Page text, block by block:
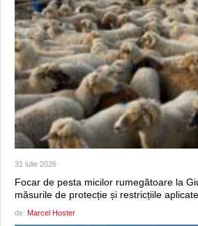
31 iulie 2026
Focar de pesta micilor rumegătoare la
măsurile de protecție și restricțiile aplicate
de: Marcel Hoster